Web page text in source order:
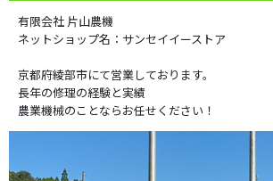
有限会社 片山農機
ネットショップ名：サンセイイーストア
京都府綾部市にて営業しております。
長年の修理の経験と実績
農業機械のことならお任せください！